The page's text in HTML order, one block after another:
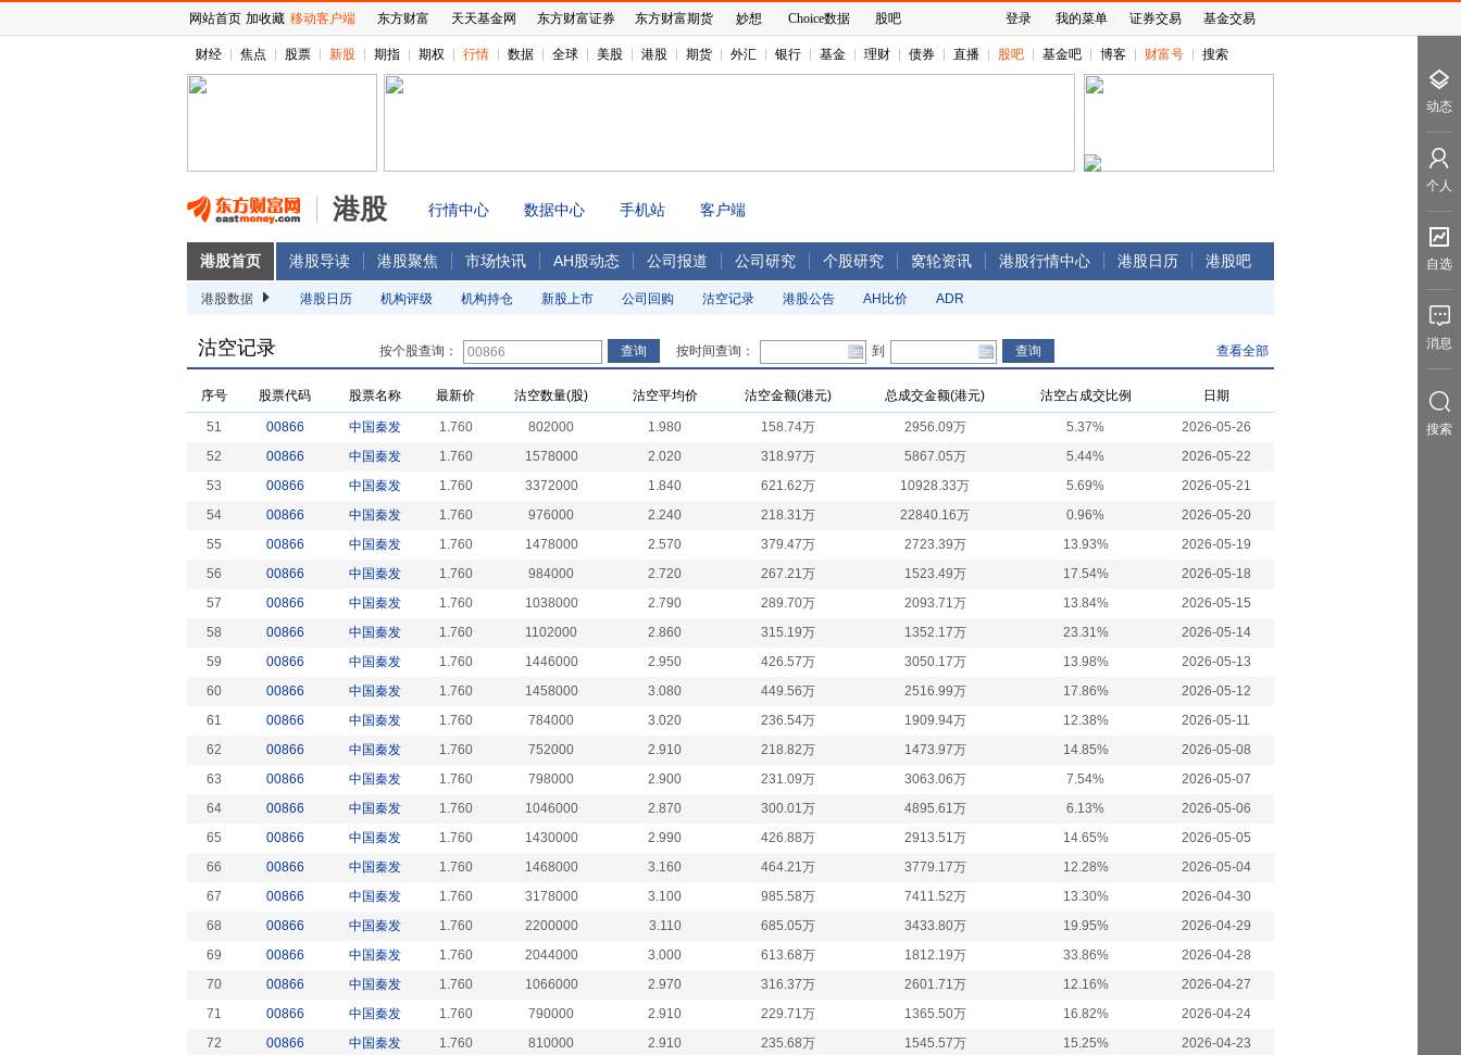
财经 焦点 股票 新股 期指 期权 行情 数据 全球 美股 港股 期货 外汇 银行 基金 理财 债券 直播 股吧 基金吧 博客 财富号 搜索
港股 行情中心 数据中心 手机站 客户端
港股首页 港股导读 港股聚焦 市场快讯 AH股动态 公司报道 公司研究 个股研究 窝轮资讯 港股行情中心 港股日历 港股吧
港股数据 港股日历 机构评级 机构持仓 新股上市 公司回购 沽空记录 港股公告 AH比价 ADR
沽空记录 按个股查询： 按时间查询： 到 查看全部
序号 股票代码 股票名称 最新价 沽空数量(股) 沽空平均价 沽空金额(港元) 总成交金额(港元) 沽空占成交比例 日期
51 00866 中国秦发 1.760 802000 1.980 158.74万 2956.09万 5.37%
2026-05-26
52
00866 中国秦发 1.760 1578000 2.020 318.97万 5867.05万 5.44%
2026-05-22
53
00866 中国秦发 1.760 3372000 1.840 621.62万 10928.33万 5.69%
2026-05-21
54
00866 中国秦发 1.760 976000 2.240 218.31万 22840.16万 0.96%
2026-05-20
55
00866 中国秦发 1.760 1478000 2.570 379.47万 2723.39万 13.93%
2026-05-19
56
00866 中国秦发 1.760 984000 2.720 267.21万 1523.49万 17.54%
2026-05-18
57
00866 中国秦发 1.760 1038000 2.790 289.70万 2093.71万 13.84%
2026-05-15
58
00866 中国秦发 1.760 1102000 2.860 315.19万 1352.17万 23.31%
2026-05-14
59
00866 中国秦发 1.760 1446000 2.950 426.57万 3050.17万 13.98%
2026-05-13
60
00866 中国秦发 1.760 1458000 3.080 449.56万 2516.99万 17.86%
2026-05-12
61
00866 中国秦发 1.760 784000 3.020 236.54万 1909.94万 12.38%
2026-05-11
62
00866 中国秦发 1.760 752000 2.910 218.82万 1473.97万 14.85%
2026-05-08
63
00866 中国秦发 1.760 798000 2.900 231.09万 3063.06万 7.54%
2026-05-07
64
00866 中国秦发 1.760 1046000 2.870 300.01万 4895.61万 6.13%
2026-05-06
65
00866 中国秦发 1.760 1430000 2.990 426.88万 2913.51万 14.65%
2026-05-05
66
00866 中国秦发 1.760 1468000 3.160 464.21万 3779.17万 12.28%
2026-05-04
67
00866 中国秦发 1.760 3178000 3.100 985.58万 7411.52万 13.30%
2026-04-30
68
00866 中国秦发 1.760 2200000 3.110 685.05万 3433.80万 19.95%
2026-04-29
69
00866 中国秦发 1.760 2044000 3.000 613.68万 1812.19万 33.86%
2026-04-28
70
00866 中国秦发 1.760 1066000 2.970 316.37万 2601.71万 12.16%
2026-04-27
71
00866 中国秦发 1.760 790000 2.910 229.71万 1365.50万 16.82%
2026-04-24
72
00866 中国秦发 1.760 810000 2.910 235.68万 1545.57万 15.25%
2026-04-23
网站首页 加收藏 移动客户端 东方财富 天天基金网 东方财富证券 东方财富期货 妙想 Choice数据 股吧 登录 我的菜单 证券交易 基金交易
动态
个人
自选
消息
搜索